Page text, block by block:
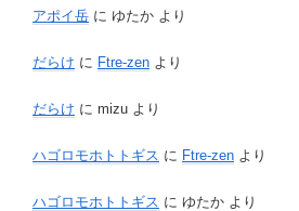
アポイ岳 に ゆたか より
だらけ に Ftre-zen より
だらけ に mizu より
ハゴロモホトトギス に Ftre-zen より
ハゴロモホトトギス に ゆたか より